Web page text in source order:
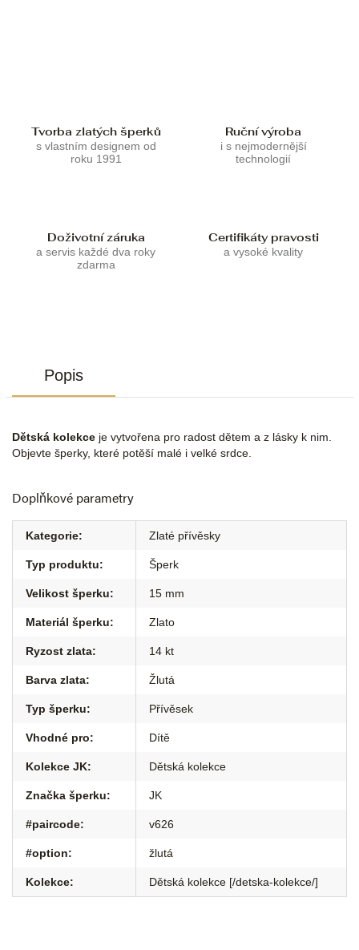
Tvorba zlatých šperků
s vlastním designem od
roku 1991
Ruční výroba
i s nejmodernější
technologií
Doživotní záruka
a servis každé dva roky
zdarma
Certifikáty pravosti
a vysoké kvality
Popis
Dětská kolekce je vytvořena pro radost dětem a z lásky k nim.
Objevte šperky, které potěší malé i velké srdce.
Doplňkové parametry
Kategorie: Zlaté přívěsky
Typ produktu: Šperk
Velikost šperku: 15 mm
Materiál šperku: Zlato
Ryzost zlata: 14 kt
Barva zlata: Žlutá
Typ šperku: Přívěsek
Vhodné pro: Dítě
Kolekce JK: Dětská kolekce
Značka šperku: JK
#paircode: v626
#option: žlutá
Kolekce: Dětská kolekce [/detska-kolekce/]